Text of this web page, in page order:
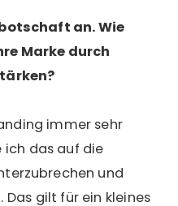
an. Wie
Marke durch
immer sehr
ich das auf die
und
gilt für ein kleines